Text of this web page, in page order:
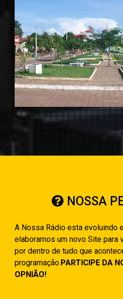
NOSSA
A Nossa Rádio esta evoluindo
elaboramos um novo Site para
por dentro de tudo que
programação.PARTICIPE DA
OPNIÃO!